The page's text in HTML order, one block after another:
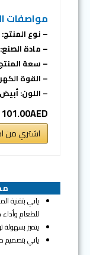
مواصفات
– نوع المنتج:
– مادة
– سعة المنتج: 500
– القوة
– اللون: أبيض
101.00AED
اشتري من
للطعام
يتميز
ياتي بتصميم